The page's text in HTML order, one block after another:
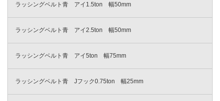
ラッシングベルト青 アイ1.5ton 幅50mm
ラッシングベルト青 アイ2.5ton 幅50mm
ラッシングベルト青 アイ5ton 幅75mm
ラッシングベルト青 Jフック0.75ton 幅25mm